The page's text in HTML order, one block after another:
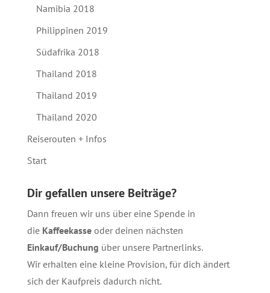
Namibia 2018
Philippinen 2019
Südafrika 2018
Thailand 2018
Thailand 2019
Thailand 2020
Reiserouten + Infos
Start
Dir gefallen unsere Beiträge?
Dann freuen wir uns über eine Spende in
die Kaffeekasseoder deinen nächsten
Einkauf/Buchung über unsere Partnerlinks.
Wir erhalten eine kleine Provision, für dich ändert
sich der Kaufpreis dadurch nicht.